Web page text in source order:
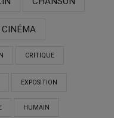
CINÉMA
CRITIQUE
EXPOSITION
HUMAIN